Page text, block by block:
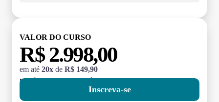
VALOR DO CURSO
R$ 2.998,00
em até 20x de R$ 149,90
MATRÍCULA:
Inscreva-se